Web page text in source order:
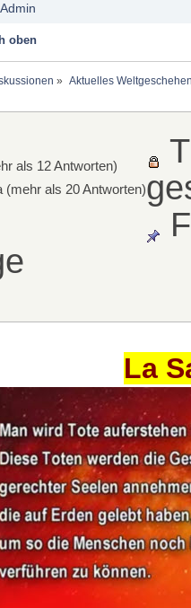
Admin
oben
» Aktuelles
als 12 Antworten)
(mehr als 20 Antworten)
La